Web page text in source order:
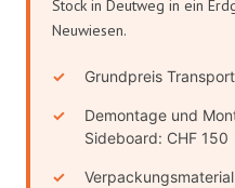
Stock in Deutweg in ein
Neuwiesen.
Grundpreis
Demontage und
Sideboard: CHF 150